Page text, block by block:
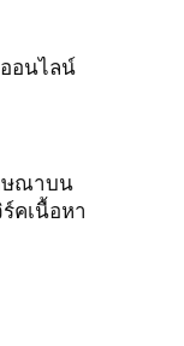
อนไลน์
ษณาบน
คเนื้อหา